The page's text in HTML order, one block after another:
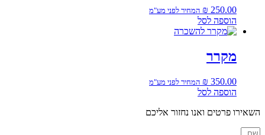
₪ 250.00 המחיר לפני מע"מ
הוספה לסל
מקרר
₪ 350.00 המחיר לפני מע"מ
הוספה לסל
השאירו פרטים ואנו נחזור אליכם